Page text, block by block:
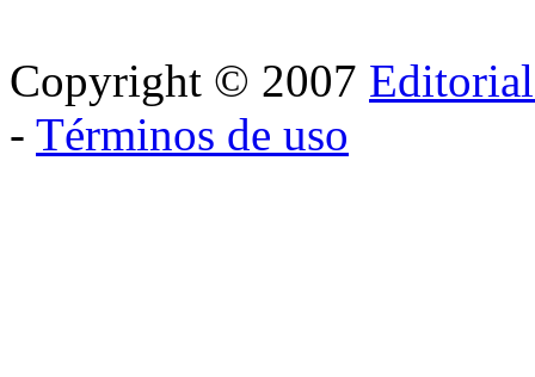
Copyright © 2007
- Términos de uso